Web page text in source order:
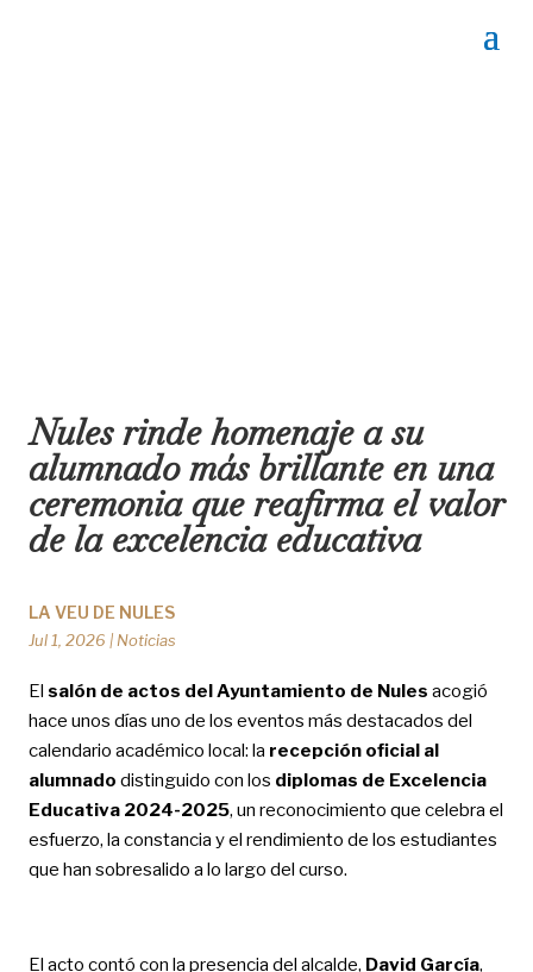
Nules rinde homenaje a su
alumnado más brillante en una
ceremonia que reafirma el valor
de la excelencia educativa
LA VEU DE NULES
Jul 1, 2026 | Noticias
El salón de actos del Ayuntamiento de Nules acogió
hace unos días uno de los eventos más destacados del
calendario académico local: la recepción oficial al
alumnado distinguido con los diplomas de Excelencia
Educativa 2024-2025, un reconocimiento que celebra el
esfuerzo, la constancia y el rendimiento de los estudiantes
que han sobresalido a lo largo del curso.
El acto contó con la presencia del alcalde, David García,